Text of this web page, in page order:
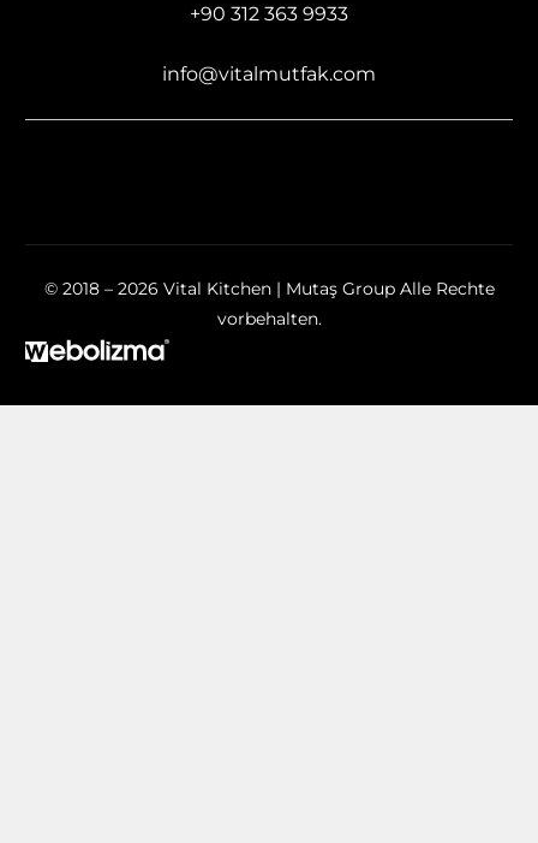
+90 312 363 9933
info@vitalmutfak.com
© 2018 – 2026 Vital Kitchen | Mutaş Group Alle Rechte
vorbehalten.